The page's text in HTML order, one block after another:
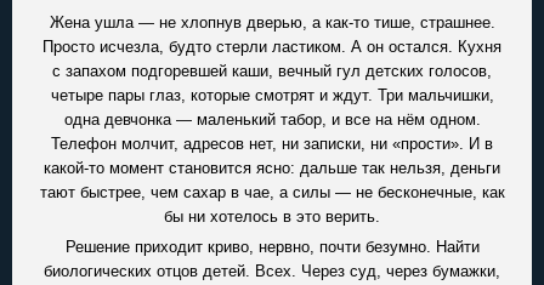
Жена ушла — не хлопнув дверью, а как-то тише, страшнее.
Просто исчезла, будто стерли ластиком. А он остался. Кухня
с запахом подгоревшей каши, вечный гул детских голосов,
четыре пары глаз, которые смотрят и ждут. Три мальчишки,
одна девчонка — маленький табор, и все на нём одном.
Телефон молчит, адресов нет, ни записки, ни «прости». И в
какой-то момент становится ясно: дальше так нельзя, деньги
тают быстрее, чем сахар в чае, а силы — не бесконечные, как
бы ни хотелось в это верить.
Решение приходит криво, нервно, почти безумно. Найти
биологических отцов детей. Всех. Через суд, через бумажки,